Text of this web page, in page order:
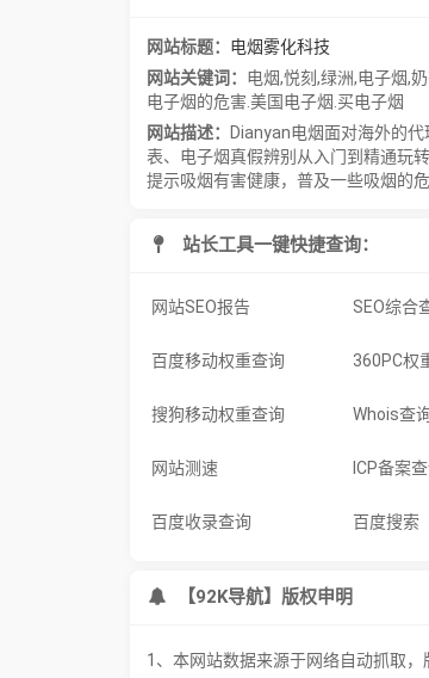
网站标题： 电烟雾化科技
网站关键词： 电烟,悦刻,绿洲,电子烟,
电子烟的危害.美国电子烟.买电子烟
网站描述：
Dianyan电烟面对海外的
表、电子烟真假辨别从入门到精通玩
提示吸烟有害健康，普及一些吸烟的
站长工具一键快捷查询：
网站SEO报告 SEO综合
百度移动权重查询 360PC权
搜狗移动权重查询 Whois查
网站测速 ICP备案
百度收录查询 百度搜索
【92K导航】版权申明
1、本网站数据来源于网络自动抓取，